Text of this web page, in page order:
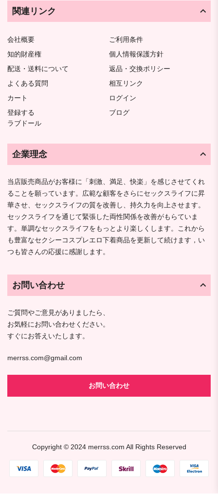
関連リンク
会社概要
ご利用条件
知的財産権
個人情報保護方針
配送・送料について
返品・交換ポリシー
よくある質問
相互リンク
カート
ログイン
登録する
ブログ
ラブドール
企業理念
当店販売商品がお客様に「刺激、満足、快楽」を感じさせてくれ
ることを願っています。広範な顧客をさらにセックスライフに昇
華させ、セックスライフの質を改善し、持久力を向上させます。
セックスライフを通じて緊張した両性関係を改善がもらていま
す。単調なセックスライフをもっとより楽しくします。これから
も豊富なセクシーコスプレエロ下着商品を更新して続けます，い
つも皆さんの応援に感謝します。
お問い合わせ
ご質問やご意見がありましたら、
お気軽にお問い合わせください。
すぐにお答えいたします。
merrss.com@gmail.com
お問い合わせ
Copyright © 2024 merrss.com All Rights Reserved